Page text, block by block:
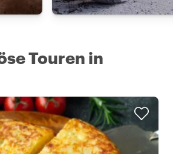
Touren in